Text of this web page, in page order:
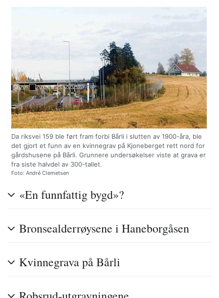
Da riksvei 159 ble ført fram forbi Bårli i slutten av 1900-åra, ble
det gjort et funn av en kvinnegrav på Kjoneberget rett nord for
gårdshusene på Bårli. Grunnere undersøkelser viste at grava er
fra siste halvdel av 300-tallet.
Foto: André Clemetsen
«En funnfattig bygd»?
Bronsealderrøysene i Haneborgåsen
Kvinnegrava på Bårli